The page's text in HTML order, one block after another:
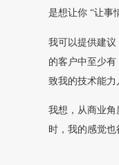
是想让你 “让事
我可以提供建
的客户中至少
致我的技术能力
我想，从商业
时，我的感觉也